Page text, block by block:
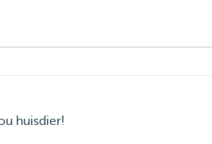
huisdier!